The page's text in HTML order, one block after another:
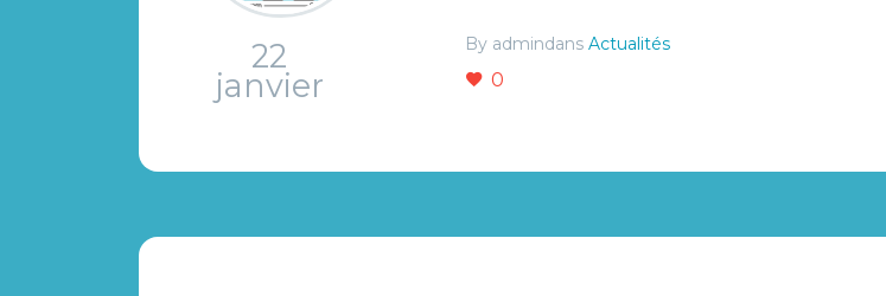
22
janvier
By admindans Actualités
0